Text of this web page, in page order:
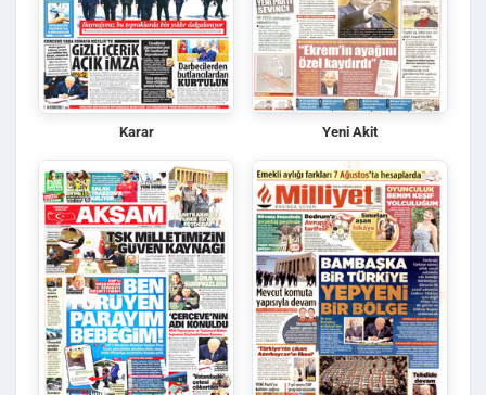
Karar Yeni Akit